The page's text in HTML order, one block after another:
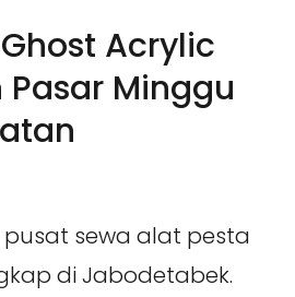
Acrylic
Minggu
pusat sewa alat pesta
di Jabodetabek.